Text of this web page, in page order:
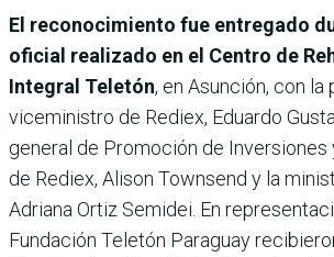
El reconocimiento fue entregado
oficial realizado en el Centro de
Integral Teletón, en Asunción, con la
viceministro de Rediex, Eduardo
general de Promoción de Inversiones
de Rediex, Alison Townsend y la
Adriana Ortiz Semidei. En
Fundación Teletón Paraguay